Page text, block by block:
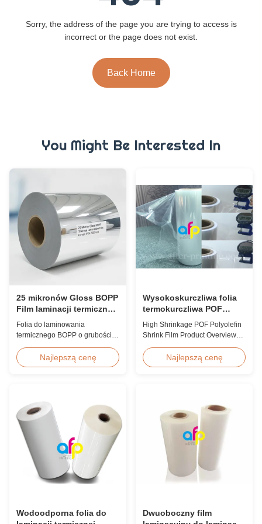
Sorry, the address of the page you are trying to access is
incorrect or the page does not exist.
Back Home
You Might Be Interested In
25 mikronów Gloss BOPP
Film laminacji termicznej
koreańska EVA 2200mm
Folia do laminowania
termicznego BOPP o grubości
klejem EVA, maksymalna
szerokość 2200 mm, wysoka
krystalicznie czystą
przezroczystością.
Najlepszą cenę
Wysokoskurczliwa folia
termokurczliwa POF
poliolefinowa 12,5
mikrona 15 mikronów 19
High Shrinkage POF Polyolefin
Shrink Film Product Overview
Polyolefin Shrink Film available
in 12.5micron, 15micron,
Polyolefin POF Heat Shrink
Wrap Film Material: PP + PE
Shrinkage Ratio: Over 60% ...
Najlepszą cenę
Wodoodporna folia do
Dwuoboczny film